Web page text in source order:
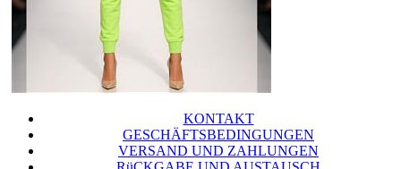
KONTAKT
GESCHÄFTSBEDINGUNGEN
VERSAND UND ZAHLUNGEN